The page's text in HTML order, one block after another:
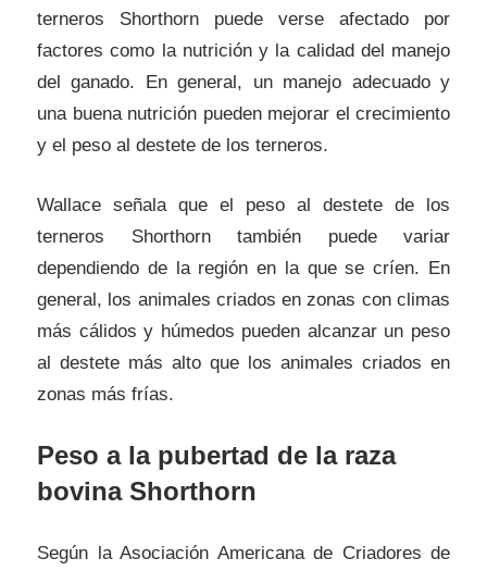
terneros Shorthorn puede verse afectado por
factores como la nutrición y la calidad del manejo
del ganado. En general, un manejo adecuado y
una buena nutrición pueden mejorar el crecimiento
y el peso al destete de los terneros.
Wallace señala que el peso al destete de los
terneros Shorthorn también puede variar
dependiendo de la región en la que se críen. En
general, los animales criados en zonas con climas
más cálidos y húmedos pueden alcanzar un peso
al destete más alto que los animales criados en
zonas más frías.
Peso a la pubertad de la raza
bovina Shorthorn
Según la Asociación Americana de Criadores de